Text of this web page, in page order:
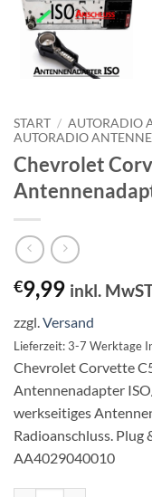
START / AUTORADIO
AUTORADIO
Chevrolet
€9,99 inkl.
zzgl.Versand
Lieferzeit: 3-7 Werktage
Chevrolet Corvette
Antennenadapter
werkseitiges
Radioanschluss.
AA4029040010